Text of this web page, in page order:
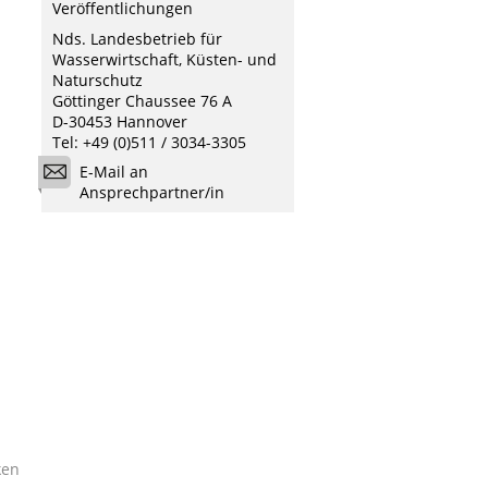
Veröffentlichungen
Nds. Landesbetrieb für
Wasserwirtschaft, Küsten- und
Naturschutz
Göttinger Chaussee 76 A
D-30453 Hannover
Tel: +49 (0)511 / 3034-3305
E-Mail an
Ansprechpartner/in